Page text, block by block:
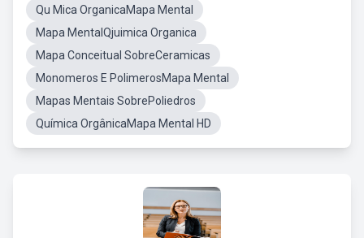
Qu Mica OrganicaMapa Mental
Mapa MentalQjuimica Organica
Mapa Conceitual SobreCeramicas
Monomeros E PolimerosMapa Mental
Mapas Mentais SobrePoliedros
Química OrgânicaMapa Mental HD